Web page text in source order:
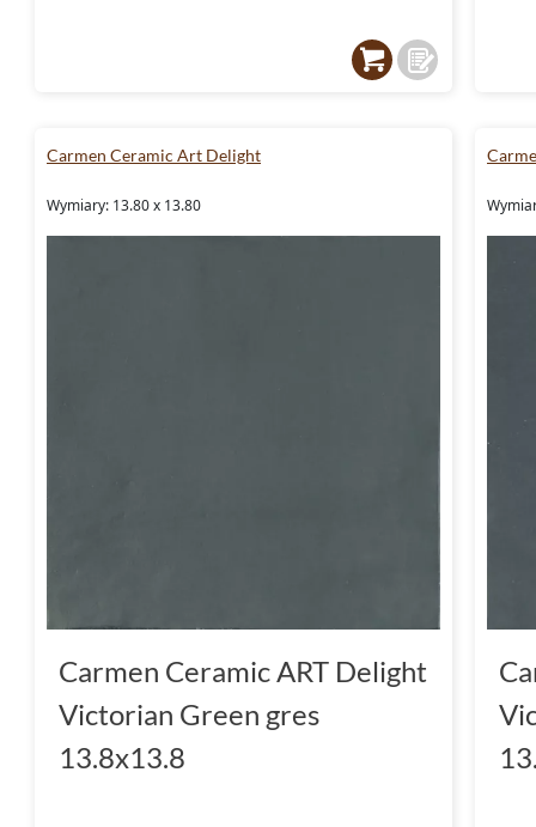
Carmen Ceramic Art Delight
Wymiary: 13.80 x 13.80
Carmen Ceramic ART Delight
Victorian Green gres
13.8x13.8